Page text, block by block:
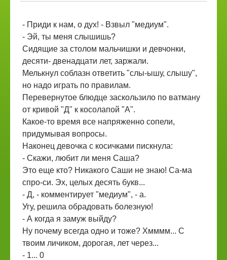
- Приди к нам, о дух! - Взвыл "медиум".
- Эй, ты меня слышишь?
Сидящие за столом мальчишки и девчонки,
десяти- двенадцати лет, заржали.
Мелькнул соблазн ответить "слы-ышу, слышу",
но надо играть по правилам.
Перевернутое блюдце заскользило по ватману
от кривой "Д" к косолапой "А".
Какое-то время все напряженно сопели,
придумывая вопросы.
Наконец девочка с косичками пискнула:
- Скажи, любит ли меня Саша?
Это еще кто? Никакого Саши не знаю! Са-ма
спро-си. Эх, целых десять букв...
- Д, - комментирует "медиум", - а.
Угу, решила обрадовать болезную!
- А когда я замуж выйду?
Ну почему всегда одно и тоже? Хмммм... С
твоим личиком, дорогая, лет через...
- 1... 0